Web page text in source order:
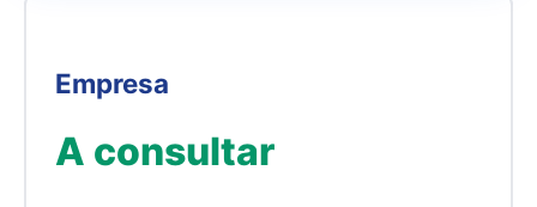
Empresa
A consultar